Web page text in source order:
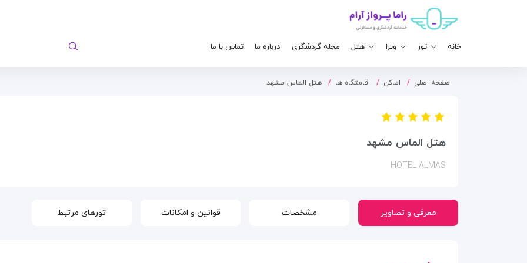
خانه تور ویزا هتل مجله گردشگری درباره ما تماس با ما
صفحه اصلی اماکن اقامتگاه ها هتل الماس مشهد
هتل الماس مشهد
HOTEL ALMAS
معرفی و تصاویر مشخصات قوانین و امکانات تورهای مرتبط